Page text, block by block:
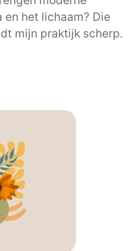
het lichaam? Die
mijn praktijk scherp.